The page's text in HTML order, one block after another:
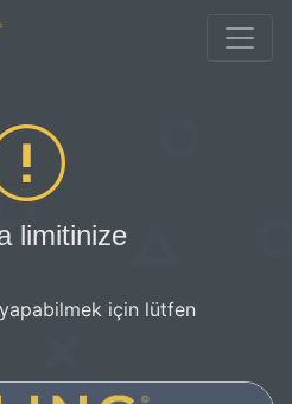
limitinize
için lütfen